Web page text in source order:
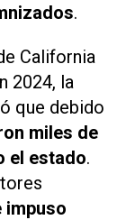
.
California
2024, la
que debido
miles de
el estado.
impuso